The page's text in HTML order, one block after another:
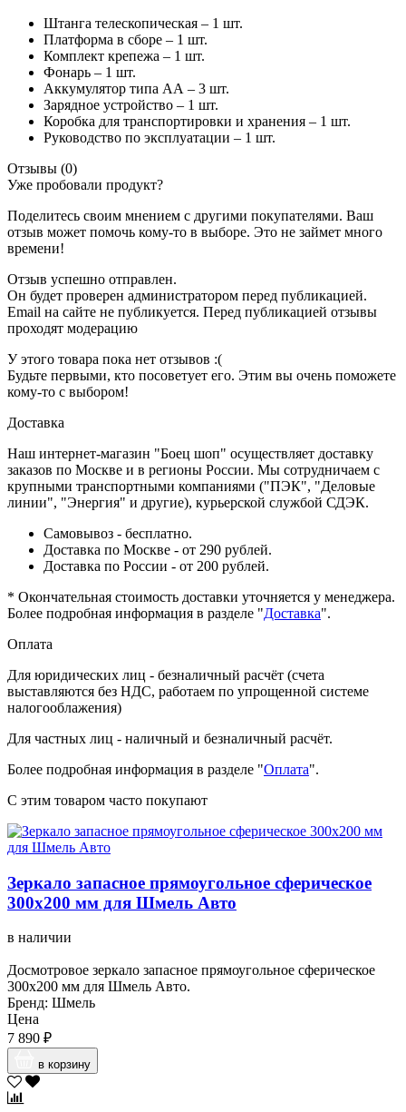
Штанга телескопическая – 1 шт.
Платформа в сборе – 1 шт.
Комплект крепежа – 1 шт.
Фонарь – 1 шт.
Аккумулятор типа АА – 3 шт.
Зарядное устройство – 1 шт.
Коробка для транспортировки и хранения – 1 шт.
Руководство по эксплуатации – 1 шт.
Отзывы (0)
Уже пробовали продукт?
Поделитесь своим мнением с другими покупателями. Ваш
отзыв может помочь кому-то в выборе. Это не займет много
времени!
Отзыв успешно отправлен.
Он будет проверен администратором перед публикацией.
Email на сайте не публикуется. Перед публикацией отзывы
проходят модерацию
У этого товара пока нет отзывов :(
Будьте первыми, кто посоветует его. Этим вы очень поможете
кому-то с выбором!
Доставка
Наш интернет-магазин "Боец шоп" осуществляет доставку
заказов по Москве и в регионы России. Мы сотрудничаем с
крупными транспортными компаниями ("ПЭК", "Деловые
линии", "Энергия" и другие), курьерской службой СДЭК.
Самовывоз - бесплатно.
Доставка по Москве - от 290 рублей.
Доставка по России - от 200 рублей.
* Окончательная стоимость доставки уточняется у менеджера.
Более подробная информация в разделе "Доставка".
Оплата
Для юридических лиц - безналичный расчёт (счета
выставляются без НДС, работаем по упрощенной системе
налогооблажения)
Для частных лиц - наличный и безналичный расчёт.
Более подробная информация в разделе "Оплата".
С этим товаром часто покупают
Зеркало запасное прямоугольное сферическое
300х200 мм для Шмель Авто
в наличии
Досмотровое зеркало запасное прямоугольное сферическое
300х200 мм для Шмель Авто.
Бренд: Шмель
Цена
7 890 ₽
в корзину